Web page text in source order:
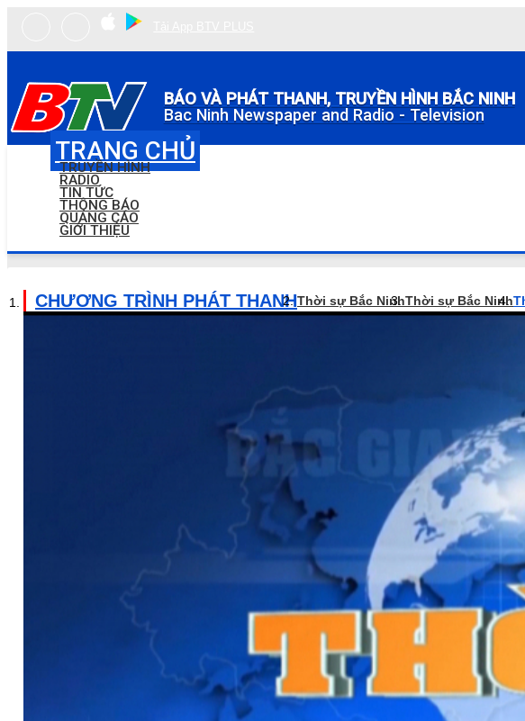
BÁO VÀ PHÁT THANH, TRUYỀN HÌNH BẮC NINH
Bac Ninh Newspaper and Radio - Television
TRANG CHỦ
TRUYỀN HÌNH
RADIO
TIN TỨC
THÔNG BÁO
QUẢNG CÁO
GIỚI THIỆU
CHƯƠNG TRÌNH PHÁT THANHThời sự Bắc NinhThời sự Bắc Ninh